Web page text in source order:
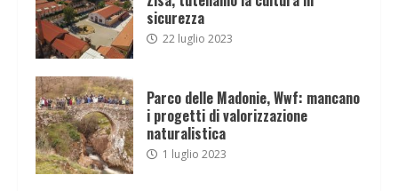
sicurezza
22 luglio 2023
Parco delle Madonie, Wwf: mancano
i progetti di valorizzazione
naturalistica
1 luglio 2023